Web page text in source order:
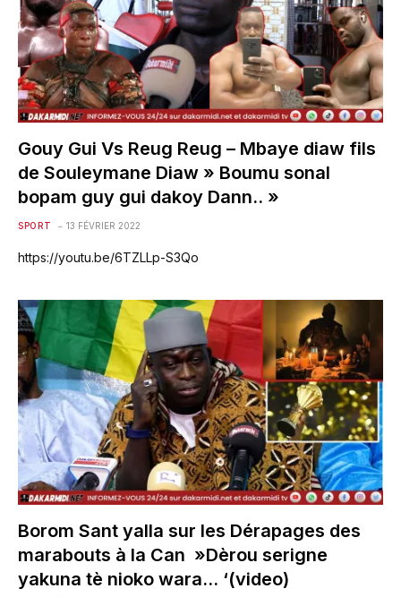
Gouy Gui Vs Reug Reug – Mbaye diaw fils
de Souleymane Diaw » Boumu sonal
bopam guy gui dakoy Dann.. »
SPORT 13 FÉVRIER 2022
https://youtu.be/6TZLLp-S3Qo
Borom Sant yalla sur les Dérapages des
marabouts à la Can »Dèrou serigne
yakuna tè nioko wara… ‘(video)